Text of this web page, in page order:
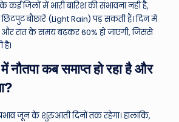
कई जिलों में भारी बारिश की संभावना नहीं है,
छिटपुट बौछारें (Light Rain) पड़ सकती हैं। दिन में
और रात के समय बढ़कर 60% हो जाएगी, जिससे
है।
नौतपा कब समाप्त हो रहा है और
जून के शुरुआती दिनों तक रहेगा। हालांकि,